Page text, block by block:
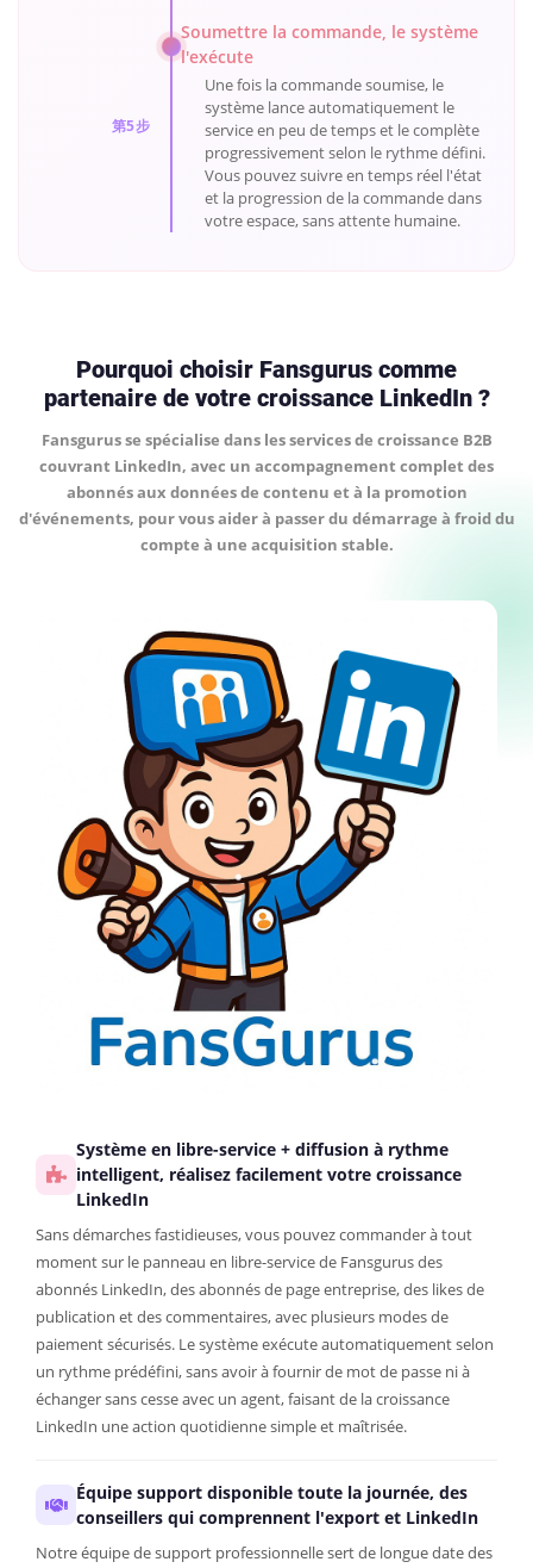
第5步
Soumettre la commande, le système
l'exécute
Une fois la commande soumise, le
système lance automatiquement le
service en peu de temps et le complète
progressivement selon le rythme défini.
Vous pouvez suivre en temps réel l'état
et la progression de la commande dans
votre espace, sans attente humaine.
Pourquoi choisir Fansgurus comme
partenaire de votre croissance LinkedIn ?
Fansgurus se spécialise dans les services de croissance B2B
couvrant LinkedIn, avec un accompagnement complet des
abonnés aux données de contenu et à la promotion
d'événements, pour vous aider à passer du démarrage à froid du
compte à une acquisition stable.
Système en libre-service + diffusion à rythme
intelligent, réalisez facilement votre croissance
LinkedIn
Sans démarches fastidieuses, vous pouvez commander à tout
moment sur le panneau en libre-service de Fansgurus des
abonnés LinkedIn, des abonnés de page entreprise, des likes de
publication et des commentaires, avec plusieurs modes de
paiement sécurisés. Le système exécute automatiquement selon
un rythme prédéfini, sans avoir à fournir de mot de passe ni à
échanger sans cesse avec un agent, faisant de la croissance
LinkedIn une action quotidienne simple et maîtrisée.
Équipe support disponible toute la journée, des
conseillers qui comprennent l'export et LinkedIn
Notre équipe de support professionnelle sert de longue date des